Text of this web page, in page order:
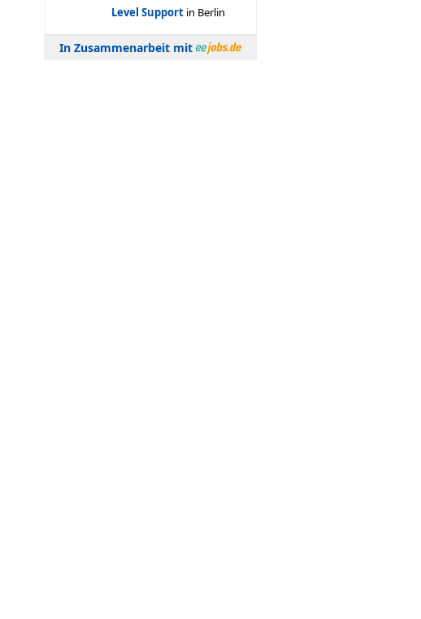
In Zusammenarbeit mit